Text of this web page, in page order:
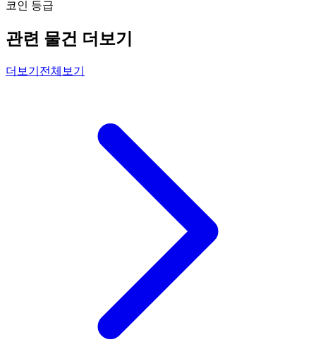
코인 등급
관련 물건 더보기
더보기 전체보기